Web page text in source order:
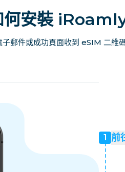
何安裝
郵件或成功頁面收到 eSIM 二維
1 前